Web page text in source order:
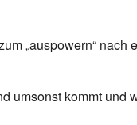
„auspowern“
umsonst kommt